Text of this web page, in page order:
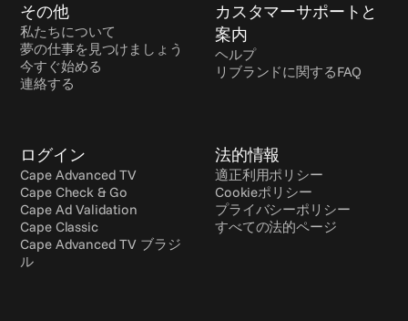
その他
私たちについて
夢の仕事を見つけましょう
今すぐ始める
連絡する
カスタマーサポートと
案内
ヘルプ
リブランドに関するFAQ
ログイン
Cape Advanced TV
Cape Check & Go
Cape Ad Validation
Cape Classic
Cape Advanced TV ブラジ
ル
法的情報
適正利用ポリシー
Cookieポリシー
プライバシーポリシー
すべての法的ページ